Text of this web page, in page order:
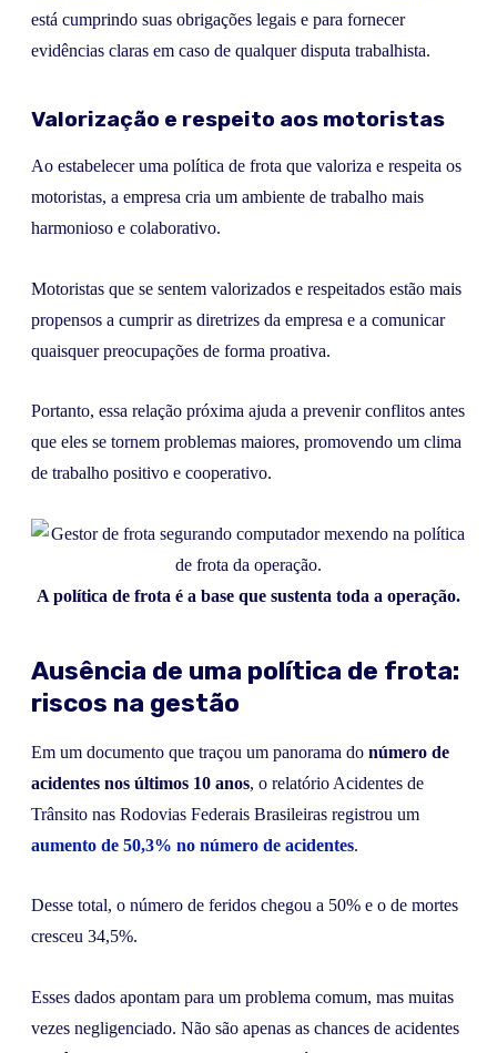
está cumprindo suas obrigações legais e para fornecer
evidências claras em caso de qualquer disputa trabalhista.
Valorização e respeito aos motoristas
Ao estabelecer uma política de frota que valoriza e respeita os
motoristas, a empresa cria um ambiente de trabalho mais
harmonioso e colaborativo.
Motoristas que se sentem valorizados e respeitados estão mais
propensos a cumprir as diretrizes da empresa e a comunicar
quaisquer preocupações de forma proativa.
Portanto, essa relação próxima ajuda a prevenir conflitos antes
que eles se tornem problemas maiores, promovendo um clima
de trabalho positivo e cooperativo.
A política de frota é a base que sustenta toda a operação.
Ausência de uma política de frota:
riscos na gestão
Em um documento que traçou um panorama do número de
acidentes nos últimos 10 anos, o relatório Acidentes de
Trânsito nas Rodovias Federais Brasileiras registrou um
aumento de 50,3% no número de acidentes.
Desse total, o número de feridos chegou a 50% e o de mortes
cresceu 34,5%.
Esses dados apontam para um problema comum, mas muitas
vezes negligenciado. Não são apenas as chances de acidentes